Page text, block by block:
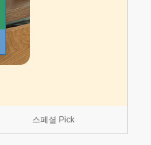
스페셜 Pick